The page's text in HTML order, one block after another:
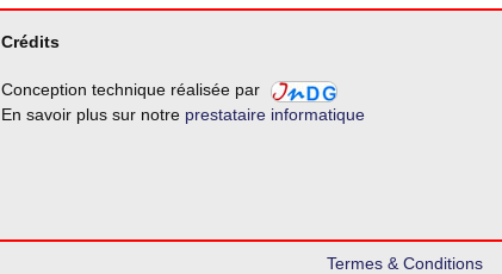
Crédits
Conception technique réalisée par
En savoir plus sur notre prestataire informatique
Termes & Conditions